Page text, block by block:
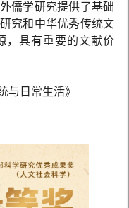
儒学研究提供了基础
究和中华优秀传统文
，具有重要的文献价
与日常生活》